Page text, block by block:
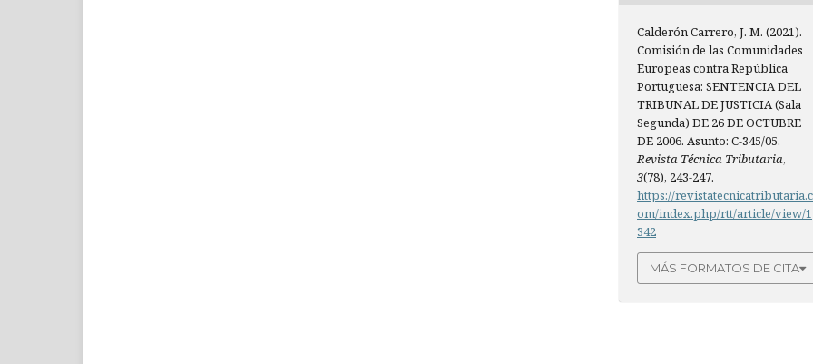
Calderón Carrero, J. M. (2021).
Comisión de las Comunidades
Europeas contra República
Portuguesa: SENTENCIA DEL
TRIBUNAL DE JUSTICIA (Sala
Segunda) DE 26 DE OCTUBRE
DE 2006. Asunto: C-345/05.
Revista Técnica Tributaria,
3(78), 243-247.
https://revistatecnicatributaria.c
om/index.php/rtt/article/view/1
342
MÁS FORMATOS DE CITA